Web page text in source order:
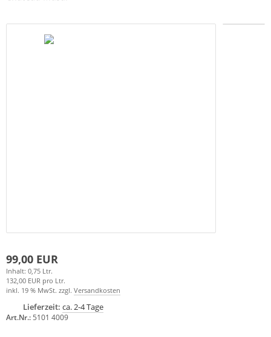
99,00 EUR
Inhalt: 0,75 Ltr.
132,00 EUR pro Ltr.
inkl. 19 % MwSt. zzgl. Versandkosten
Lieferzeit: ca. 2-4 Tage
Art.Nr.: 5101 4009